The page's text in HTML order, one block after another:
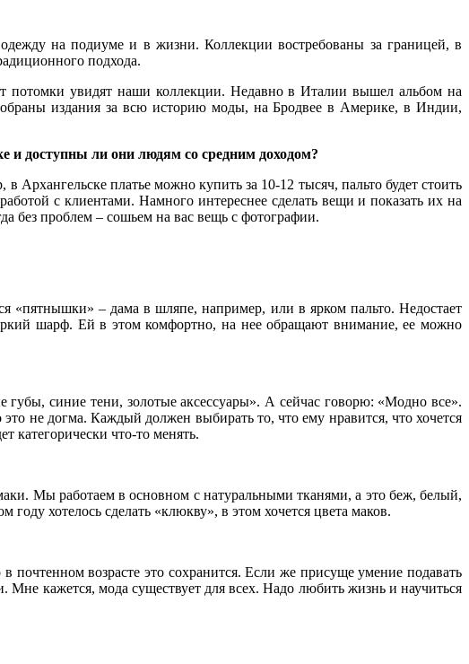
на подиуме и в жизни. Коллекции востребованы за границей, в
подхода.
потомки увидят наши коллекции. Недавно в Италии вышел альбом на
издания за всю историю моды, на Бродвее в Америке, в Индии,
и доступны ли они людям со средним доходом?
платье можно купить за 10-12 тысяч, пальто будет стоить
с клиентами. Намного интереснее сделать вещи и показать их на
без проблем – сошьем на вас вещь с фотографии.
«пятнышки» – дама в шляпе, например, или в ярком пальто. Недостает
шарф. Ей в этом комфортно, на нее обращают внимание, ее можно
синие тени, золотые аксессуары». А сейчас говорю: «Модно все».
не догма. Каждый должен выбирать то, что ему нравится, что хочется
категорически что-то менять.
Мы работаем в основном с натуральными тканями, а это беж, белый,
хотелось сделать «клюкву», в этом хочется цвета маков.
почтенном возрасте это сохранится. Если же присуще умение подавать
Мне кажется, мода существует для всех. Надо любить жизнь и научиться